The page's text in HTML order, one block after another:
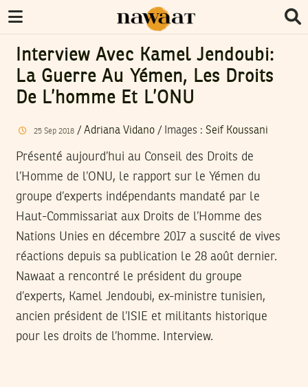
Interview Avec Kamel Jendoubi:
La Guerre Au Yémen, Les Droits
De L’homme Et L’ONU
25 Sep 2018/ Adriana Vidano / Images : Seif Koussani
Présenté aujourd’hui au Conseil des Droits de
l’Homme de l’ONU, le rapport sur le Yémen du
groupe d’experts indépendants mandaté par le
Haut-Commissariat aux Droits de l’Homme des
Nations Unies en décembre 2017 a suscité de vives
réactions depuis sa publication le 28 août dernier.
Nawaat a rencontré le président du groupe
d’experts, Kamel Jendoubi, ex-ministre tunisien,
ancien président de l’ISIE et militants historique
pour les droits de l’homme. Interview.